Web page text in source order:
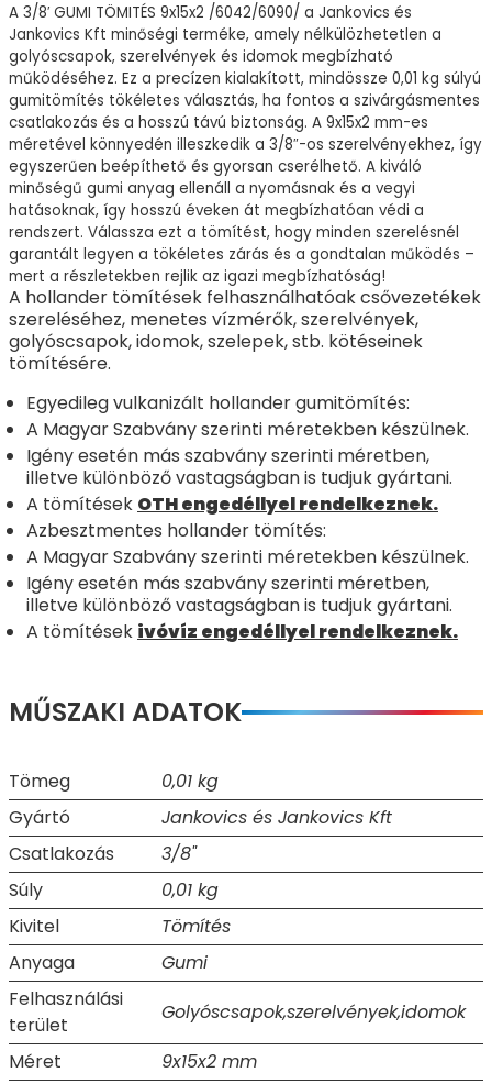
A 3/8′ GUMI TÖMITÉS 9x15x2 /6042/6090/ a Jankovics és
Jankovics Kft minőségi terméke, amely nélkülözhetetlen a
golyóscsapok, szerelvények és idomok megbízható
működéséhez. Ez a precízen kialakított, mindössze 0,01 kg súlyú
gumitömítés tökéletes választás, ha fontos a szivárgásmentes
csatlakozás és a hosszú távú biztonság. A 9x15x2 mm-es
méretével könnyedén illeszkedik a 3/8″-os szerelvényekhez, így
egyszerűen beépíthető és gyorsan cserélhető. A kiváló
minőségű gumi anyag ellenáll a nyomásnak és a vegyi
hatásoknak, így hosszú éveken át megbízhatóan védi a
rendszert. Válassza ezt a tömítést, hogy minden szerelésnél
garantált legyen a tökéletes zárás és a gondtalan működés –
mert a részletekben rejlik az igazi megbízhatóság!
A hollander tömítések felhasználhatóak csővezetékek
szereléséhez, menetes vízmérők, szerelvények,
golyóscsapok, idomok, szelepek, stb. kötéseinek
tömítésére.
Egyedileg vulkanizált hollander gumitömítés:
A Magyar Szabvány szerinti méretekben készülnek.
Igény esetén más szabvány szerinti méretben,
illetve különböző vastagságban is tudjuk gyártani.
A tömítések OTH engedéllyel rendelkeznek.
Azbesztmentes hollander tömítés:
A Magyar Szabvány szerinti méretekben készülnek.
Igény esetén más szabvány szerinti méretben,
illetve különböző vastagságban is tudjuk gyártani.
A tömítések ivóvíz engedéllyel rendelkeznek.
MŰSZAKI ADATOK
Tömeg
0,01 kg
Gyártó
Jankovics és Jankovics Kft
Csatlakozás
3/8"
Súly
0,01 kg
Kivitel
Tömítés
Anyaga
Gumi
Felhasználási
terület
Golyóscsapok,szerelvények,idomok
Méret
9x15x2 mm